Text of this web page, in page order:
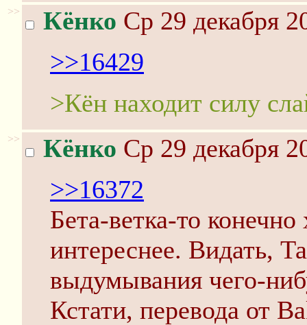
>> Кёнко Ср 29 декабря
>>16429
>Кён находит силу
>> Кёнко Ср 29 декабря
>>16372
Бета-ветка-то
интереснее. Видать,
выдумывания чего-
Кстати, перевода от